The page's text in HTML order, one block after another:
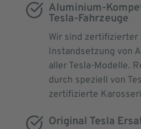
Aluminium-
Tesla-Fahrzeuge
Wir sind zertifizierter
Instandsetzung von
aller Tesla-Modelle.
durch speziell von
zertifizierte
Original Tesla